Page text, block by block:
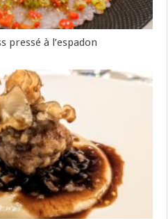
pressé à l’espadon